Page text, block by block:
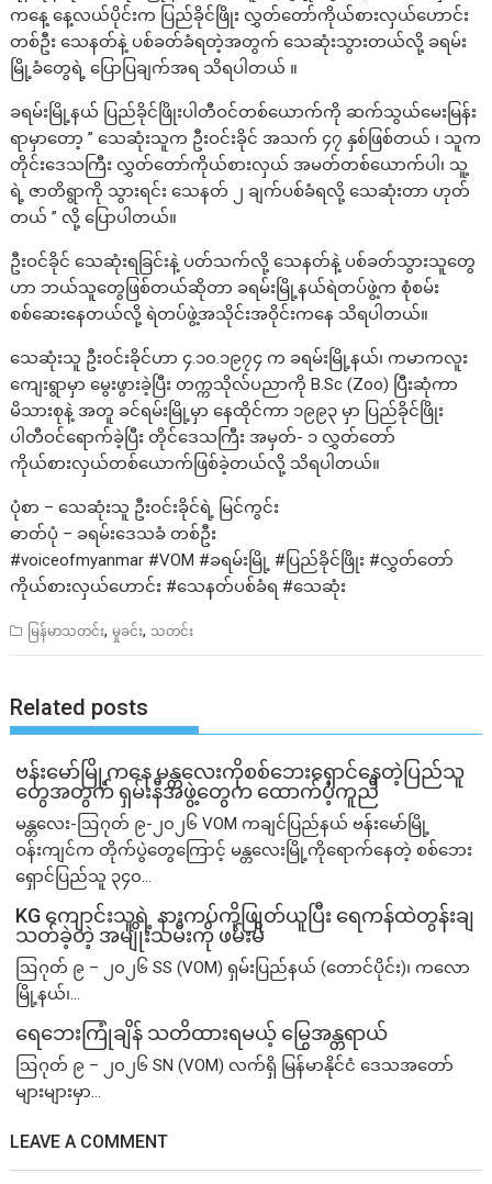
ကနေ့ နေ့လယ်ပိုင်းက ပြည်ခိုင်ဖြိုး လွှတ်တော်ကိုယ်စားလှယ်ဟောင်း
တစ်ဦး သေနတ်နဲ့ ပစ်ခတ်ခံရတဲ့အတွက် သေဆုံးသွားတယ်လို့ ခရမ်း
မြို့ခံတွေရဲ့ ပြောပြချက်အရ သိရပါတယ် ။
ခရမ်းမြို့နယ် ပြည်ခိုင်ဖြိုးပါတီဝင်တစ်ယောက်ကို ဆက်သွယ်မေးမြန်း
ရာမှာတော့ ” သေဆုံးသူက ဦးဝင်းခိုင် အသက် ၄၇ နှစ်ဖြစ်တယ် ၊ သူက
တိုင်းဒေသကြီး လွှတ်တော်ကိုယ်စားလှယ် အမတ်တစ်ယောက်ပါ၊ သူ့
ရဲ့ ဇာတိရွာကို သွားရင်း သေနတ် ၂ ချက်ပစ်ခံရလို့ သေဆုံးတာ ဟုတ်
တယ် ” လို့ ပြောပါတယ်။
ဦးဝင်ခိုင် သေဆုံးရခြင်းနဲ့ ပတ်သက်လို့ သေနတ်နဲ့ ပစ်ခတ်သွားသူတွေ
ဟာ ဘယ်သူတွေဖြစ်တယ်ဆိုတာ ခရမ်းမြို့နယ်ရဲတပ်ဖွဲ့က စုံစမ်း
စစ်ဆေးနေတယ်လို့ ရဲတပ်ဖွဲ့အသိုင်းအဝိုင်းကနေ သိရပါတယ်။
သေဆုံးသူ ဦးဝင်းခိုင်ဟာ ၄.၁၀.၁၉၇၄ က ခရမ်းမြို့နယ်၊ ကမာကလူး
ကျေးရွာမှာ မွေးဖွားခဲ့ပြီး တက္ကသိုလ်ပညာကို B.Sc (Zoo) ပြီးဆုံကာ
မိသားစုနဲ့ အတူ ခင်ရမ်းမြို့မှာ နေထိုင်ကာ ၁၉၉၃ မှာ ပြည်ခိုင်ဖြိုး
ပါတီဝင်ရောက်ခဲ့ပြီး တိုင်ဒေသကြီး အမှတ်- ၁ လွှတ်တော်
ကိုယ်စားလှယ်တစ်ယောက်ဖြစ်ခဲ့တယ်လို့ သိရပါတယ်။
ပုံစာ – သေဆုံးသူ ဦးဝင်းခိုင်ရဲ့ မြင်ကွင်း
ဓာတ်ပုံ – ခရမ်းဒေသခံ တစ်ဦး
#voiceofmyanmar #VOM #ခရမ်းမြို့ #ပြည်ခိုင်ဖြိုး #လွှတ်တော်
ကိုယ်စားလှယ်ဟောင်း #သေနတ်ပစ်ခံရ #သေဆုံး
မြန်မာသတင်း,မှုခင်း, သတင်း
Related posts
ဗန်းမော်မြို့ကနေ မန္တလေးကိုစစ်ဘေးရှောင်နေတဲ့ပြည်သူ
တွေအတွက် ရှမ်းနီအဖွဲ့တွေက ထောက်ပံ့ကူညီ
မန္တလေး-ဩဂုတ် ၉-၂၀၂၆ VOM ကချင်ပြည်နယ် ဗန်းမော်မြို့
ဝန်းကျင်က တိုက်ပွဲတွေကြောင့် မန္တလေးမြို့ကိုရောက်နေတဲ့ စစ်ဘေး
ရှောင်ပြည်သူ ၃၄၀...
KG ကျောင်းသူရဲ့ နားကပ်ကိုဖြုတ်ယူပြီး ရေကန်ထဲတွန်းချ
သတ်ခဲ့တဲ့ အမျိုးသမီးကို ဖမ်းမိ
ဩဂုတ် ၉ – ၂၀၂၆ SS (VOM) ရှမ်းပြည်နယ် (တောင်ပိုင်း)၊ ကလော
မြို့နယ်၊...
ရေဘေးကြုံချိန် သတိထားရမယ့် မြွေအန္တရာယ်
ဩဂုတ် ၉ – ၂၀၂၆ SN (VOM) လက်ရှိ မြန်မာနိုင်ငံ ဒေသအတော်
များများမှာ...
LEAVE A COMMENT